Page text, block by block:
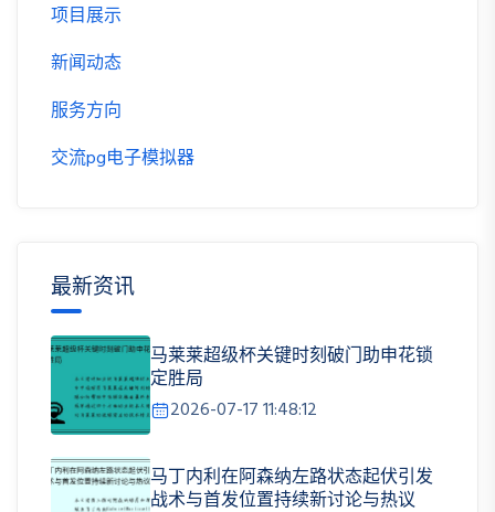
项目展示
新闻动态
服务方向
交流pg电子模拟器
最新资讯
马莱莱超级杯关键时刻破门助申花锁
定胜局
2026-07-17 11:48:12
马丁内利在阿森纳左路状态起伏引发
战术与首发位置持续新讨论与热议